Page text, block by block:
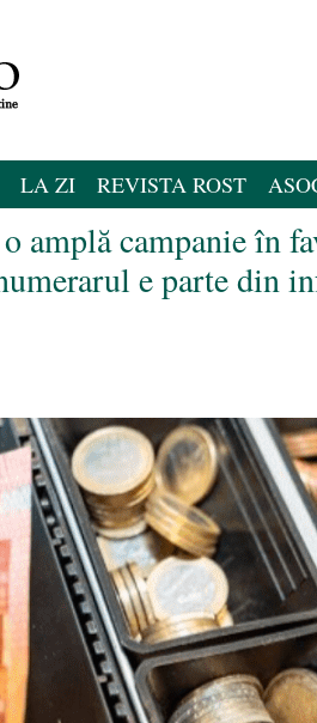
LA ZI REVISTA ROST
amplă campanie în
e parte din